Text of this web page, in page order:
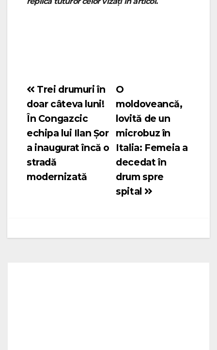
Navigare
în
articole
O
moldoveancă,
lovită de un
microbuz în
Italia: Femeia a
decedat în
drum spre
spital
Trei drumuri în
doar câteva luni!
În Congazcic
echipa lui Ilan Șor
a inaugurat încă o
stradă
modernizată